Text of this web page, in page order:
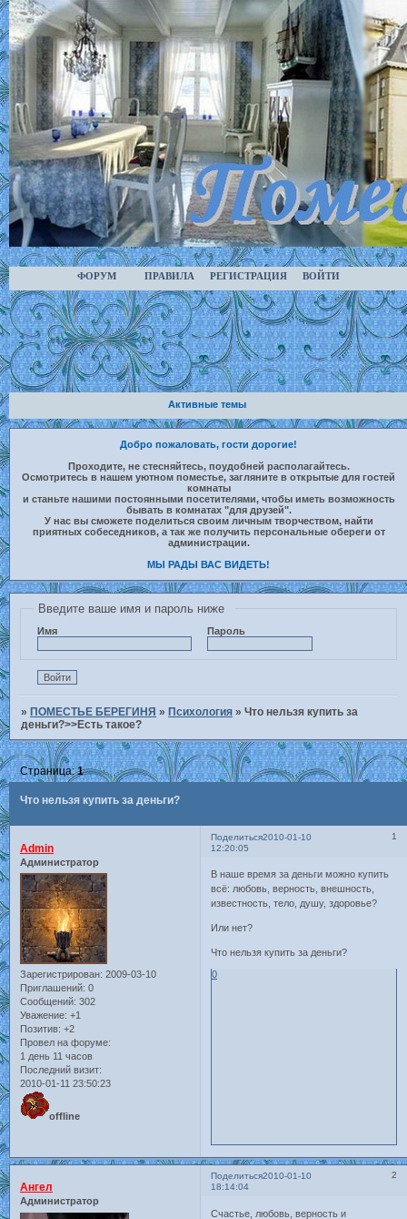
ФОРУМ ПРАВИЛА РЕГИСТРАЦИЯ ВОЙТИ
Активные темы
Добро пожаловать, гости дорогие!
Проходите, не стесняйтесь, поудобней располагайтесь.
Осмотритесь в нашем уютном поместье, загляните в открытые для гостей
комнаты
и станьте нашими постоянными посетителями, чтобы иметь возможность
бывать в комнатах "для друзей".
У нас вы сможете поделиться своим личным творчеством, найти
приятных собеседников, а так же получить персональные обереги от
администрации.
МЫ РАДЫ ВАС ВИДЕТЬ!
Введите ваше имя и пароль ниже
Имя Пароль
»ПОМЕСТЬЕ БЕРЕГИНЯ »Психология »Что нельзя купить за
деньги?>>Есть такое?
Что нельзя купить за деньги?
Страница:1
Поделиться 1
2010-01-10
12:20:05
Admin
Администратор
Зарегистрирован: 2009-03-10
Приглашений: 0
Сообщений: 302
Уважение: +1
Позитив: +2
Провел на форуме:
1 день 11 часов
Последний визит:
2010-01-11 23:50:23
offline
В наше время за деньги можно купить
всё: любовь, верность, внешность,
известность, тело, душу, здоровье?
Или нет?
Что нельзя купить за деньги?
0
Поделиться 2
2010-01-10
18:14:04
Ангел
Администратор
Счастье, любовь, верность и